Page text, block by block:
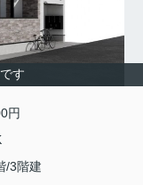
す
円
/3階建